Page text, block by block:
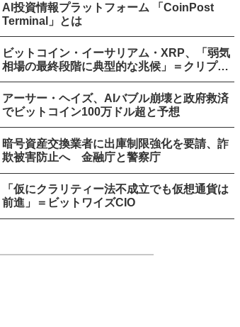
AI投資情報プラットフォーム 「CoinPost
Terminal」とは
ビットコイン・イーサリアム・XRP、「弱気
相場の最終段階に典型的な兆候」＝クリプト
クアント
アーサー・ヘイズ、AIバブル崩壊と政府救済
でビットコイン100万ドル超と予想
暗号資産交換業者に出庫制限強化を要請、詐
欺被害防止へ 金融庁と警察庁
「仮にクラリティー法不成立でも仮想通貨は
前進」＝ビットワイズCIO